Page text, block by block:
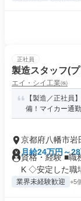
正社員
製造スタッフ(
エイ・シイ工業㈱
【製造／正社員
備！マイカー通勤
京都府八幡市岩
月給24万円～
資格・経験 ■職
K ◇安定した職
業界未経験歓迎 +5